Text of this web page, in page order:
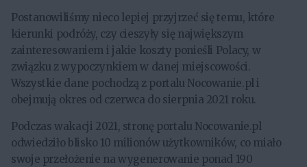
Postanowiliśmy nieco lepiej przyjrzeć się temu, które
kierunki podróży, czy cieszyły się największym
zainteresowaniem i jakie koszty ponieśli Polacy, w
związku z wypoczynkiem w danej miejscowości.
Wszystkie dane pochodzą z portalu Nocowanie.pl i
obejmują okres od czerwca do sierpnia 2021 roku.
Podczas wakacji 2021, stronę portalu Nocowanie.pl
odwiedziło blisko 10 milionów użytkowników, co miało
swoje przełożenie na wygenerowanie ponad 190